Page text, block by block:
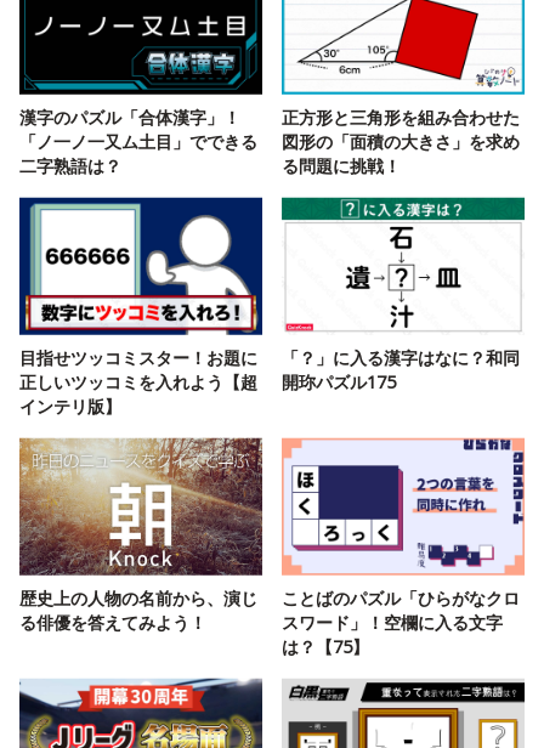
漢字のパズル「合体漢字」！
「ノ一ノ一又ム土目」でできる
二字熟語は？
正方形と三角形を組み合わせた
図形の「面積の大きさ」を求め
る問題に挑戦！
目指せツッコミスター！お題に
正しいツッコミを入れよう【超
インテリ版】
「？」に入る漢字はなに？和同
開珎パズル175
歴史上の人物の名前から、演じ
る俳優を答えてみよう！
ことばのパズル「ひらがなクロ
スワード」！空欄に入る文字
は？【75】